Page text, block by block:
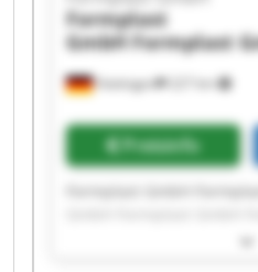
Hattingen 227 km
Formplast
GmbH Formplast
Preisinfo
Formplast GmbH